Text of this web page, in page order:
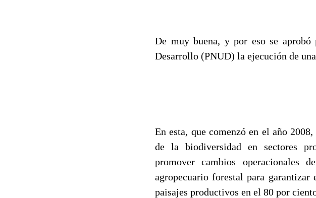
De muy buena, y por eso se
Desarrollo (PNUD) la ejecución de
En esta, que comenzó en el año
de la biodiversidad en sectores
promover cambios operacionales
agropecuario forestal para
paisajes productivos en el 80 por